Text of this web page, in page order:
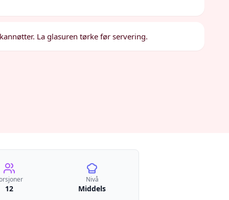
La glasuren tørke før servering.
12
Nivå
Middels